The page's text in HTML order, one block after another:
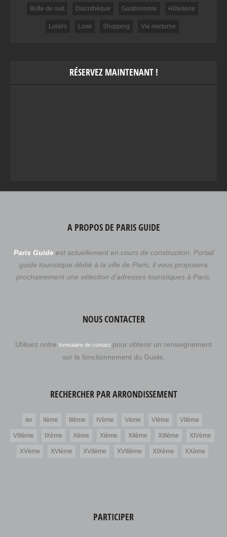
Boîte de nuit Discothèque Gastronomie Hôtellerie
Loisirs Luxe Shopping Vie nocturne
RÉSERVEZ MAINTENANT !
A PROPOS DE PARIS GUIDE
Paris Guideest actuellement en cours de construction. Portail
guide touristique dédié à la ville de Paris, il vous proposera
prochainement une sélection d’adresses touristiques à Paris.
NOUS CONTACTER
Utilisez notre formulaire de contact pour obtenir un renseignement
sur le fonctionnement du Guide.
RECHERCHER PAR ARRONDISSEMENT
Ier IIème IIIème IVème Vème VIème VIIème
VIIIème IXème Xème XIème XIIème XIIIème XIVème
XVème XVIème XVIIème XVIIIème XIXème XXème
PARTICIPER